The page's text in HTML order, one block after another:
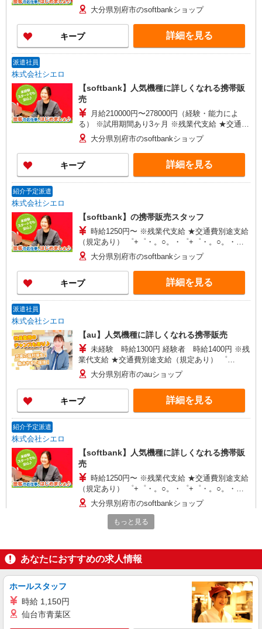
当） ＊時間外勤務の有無にかかわらず固定残業代
は支給されます。また、相当時間を超えて時間外
勤務した場合は1分単位で残業代が追加で支給され
ます。 ※試用期間あり4ヶ月 月給25万円以上 ※
残業代支給 ★交通費別途支給（規定あり） ゜
+゜
大分県別府市のsoftbankショップ
キープ 詳細を見る
派遣社員
株式会社シエロ
【softbank】人気機種に詳しくなれる携帯販
売
月給210000円〜278000円（経験・能力によ
る） ※試用期間あり3ヶ月 ※残業代支給 ★交通費
別途支給（規定あり） ゜+゜・。○。・゜+゜・。
○。・゜+゜ 入社祝い金10万円支給(規定有) お友達
を紹介頂くと, インセンティブ支給(規定有) ゜・。
○。・゜+゜・。○。・゜+゜
大分県別府市のsoftbankショップ
キープ 詳細を見る
紹介予定派遣
株式会社シエロ
【softbank】の携帯販売スタッフ
時給1250円〜 ※残業代支給 ★交通費別途支給
（規定あり） ゜+゜・。○。・゜+゜・。○。・゜
+゜ 入社祝い金10万円支給(規定有) お友達を紹介
頂くと, インセンティブ支給(規定有) ★月2回払
い・週払い可能（規程有）★ ゜・。○。・゜
+゜・。○。・゜+゜
大分県別府市のsoftbankショップ
キープ 詳細を見る
派遣社員
株式会社シエロ
【au】人気機種に詳しくなれる携帯販売
未経験 時給1300円 経験者 時給1400円 ※残
業代支給 ★交通費別途支給（規定あり） ゜
+゜・。○。・゜+゜・。○。・゜+゜ 入社祝い金10
万円支給(規定有) お友達を紹介頂くと, インセンテ
ィブ支給(規定有) ★月2回払い・週払い可能（規程
有）★ ゜・。○。・゜+゜・。○。・゜+゜
大分県別府市のauショップ
キープ 詳細を見る
紹介予定派遣
株式会社シエロ
【softbank】人気機種に詳しくなれる携帯販
売
時給1250円〜 ※残業代支給 ★交通費別途支給
（規定あり） ゜+゜・。○。・゜+゜・。○。・゜
+゜ 入社祝い金10万円支給(規定有) お友達を紹介
頂くと, インセンティブ支給(規定有) ★月2回払
い・週払い可能（規程有）★ ゜・。○。・゜
+゜・。○。・゜+゜
大分県別府市のsoftbankショップ
紹介予定派遣
株式会社シエロ
人気機種に詳しくなれる携帯販売
時給1400円〜1450円（経験・能力による） ※
残業代支給 ★交通費別途支給（規定あり） ゜
もっと見る
あなたにおすすめの求人情報
ホールスタッフ
時給 1,150円
仙台市青葉区